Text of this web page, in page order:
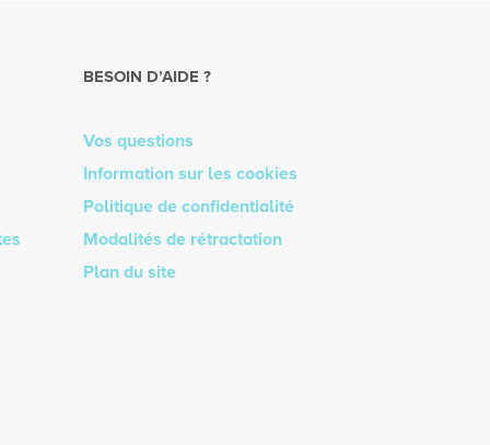
BESOIN D’AIDE ?
Vos questions
Information sur les cookies
Politique de confidentialité
Modalités de rétractation
Plan du site